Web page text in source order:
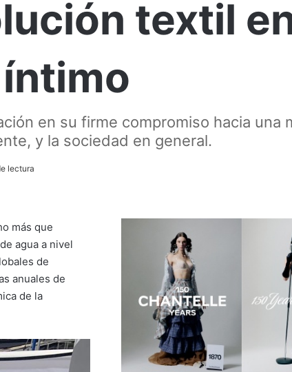
textil
en su firme compromiso hacia una
y la sociedad en general.
lectura
más que
agua a nivel
de
anuales de
de la